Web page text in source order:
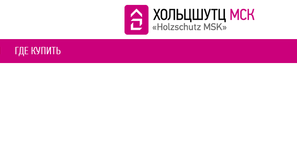
ГДЕ КУПИТЬ